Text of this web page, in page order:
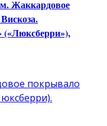
Жаккардовое